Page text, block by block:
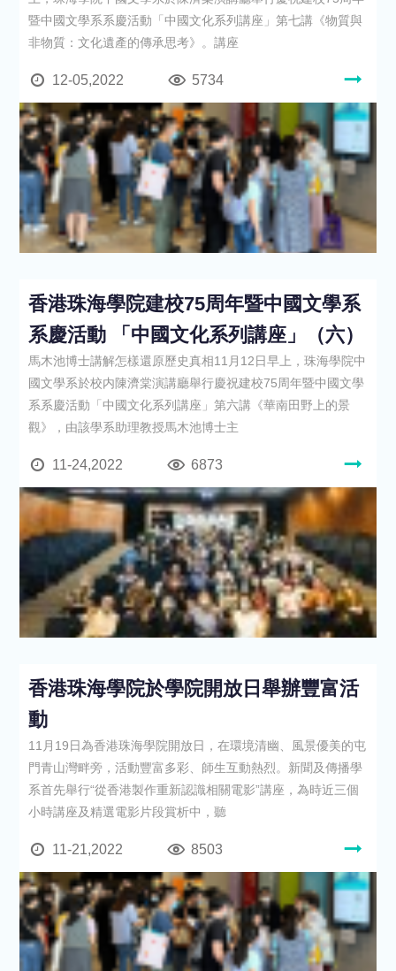
暨中國文學系系慶活動「中國文化系列講座」第七講《物質與
非物質：文化遺產的傳承思考》。講座
12-05,2022 5734
香港珠海學院建校75周年暨中國文學系
系慶活動 「中國文化系列講座」（六）
馬木池博士講解怎樣還原歷史真相11月12日早上，珠海學院中
國文學系於校内陳濟棠演講廳舉行慶祝建校75周年暨中國文學
系系慶活動「中國文化系列講座」第六講《華南田野上的景
觀》，由該學系助理教授馬木池博士主
11-24,2022 6873
香港珠海學院於學院開放日舉辦豐富活
動
11月19日為香港珠海學院開放日，在環境清幽、風景優美的屯
門青山灣畔旁，活動豐富多彩、師生互動熱烈。新聞及傳播學
系首先舉行“從香港製作重新認識相關電影”講座，為時近三個
小時講座及精選電影片段賞析中，聽
11-21,2022 8503